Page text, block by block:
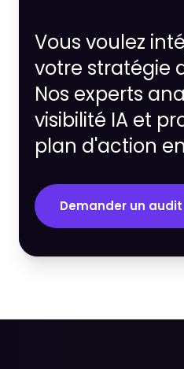
Vous voulez
votre stratégie
Nos experts
visibilité IA et
plan d'action
Demander un audit